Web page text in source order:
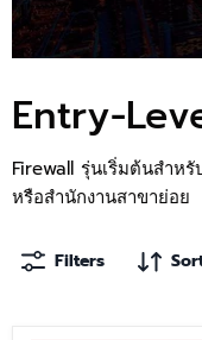
Entry-
Firewall รุ่นเริ่มต้นสำห
หรือสำนักงานสาขาย่อย
Filters